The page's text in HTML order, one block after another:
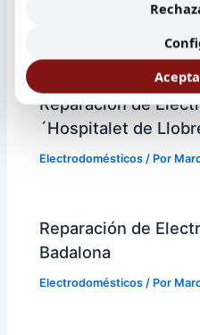
Entradas
Reparación de
´Hospitalet de
Electrodomésticos / Por
Reparación de
Badalona
Electrodomésticos / Por